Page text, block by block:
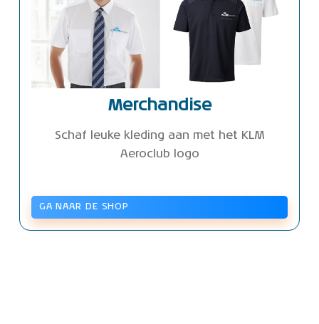
Merchandise
Schaf leuke kleding aan met het KLM
Aeroclub logo
GA NAAR DE SHOP